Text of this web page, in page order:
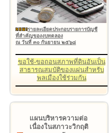
รายละเอียดประกอบรายการบัญชี
ที่สำคัญของงบทดลอง
ณ วันที่ ๓๐ กันยายน ๒๕๖๘
ขอใช้-ขอถอนสภาพที่ดินอันเป็น
สาธารณสมบัติของแผ่นสำหรับ
พลเมืองใช้ร่วมกัน
แผนบริหารความต่อ
เนื่องในสภาวะวิกฤติ